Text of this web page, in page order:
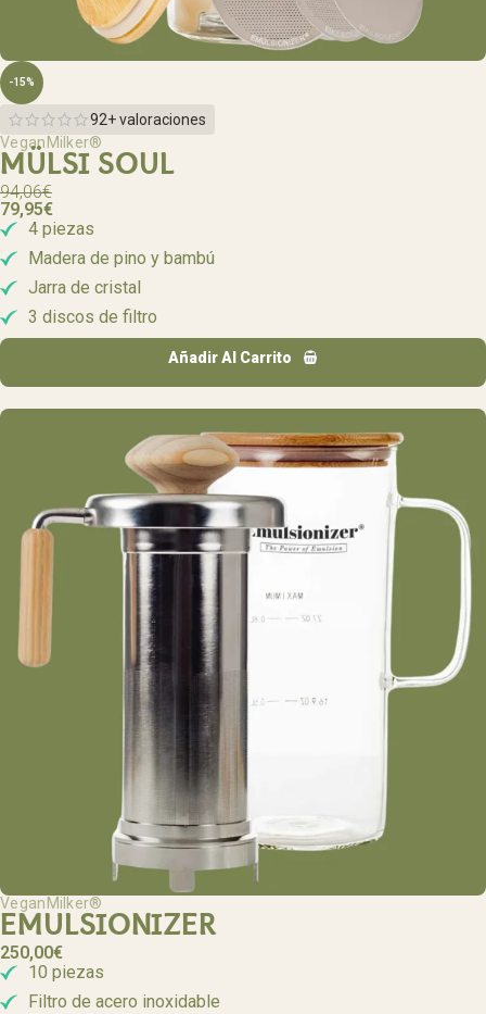
-15%
92+ valoraciones
VeganMilker®
MÜLSI SOUL
94,06€
79,95€
4 piezas
Madera de pino y bambú
Jarra de cristal
3 discos de filtro
Añadir Al Carrito
VeganMilker®
EMULSIONIZER
250,00€
10 piezas
Filtro de acero inoxidable